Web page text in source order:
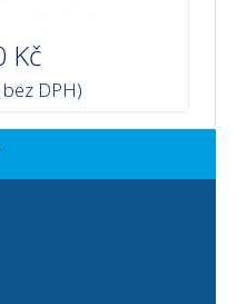
Kč
DPH)